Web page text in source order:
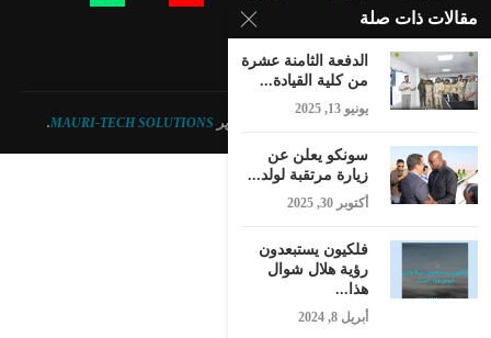
MAURI-TECH SOLUTIONS
.
مقالات ذات صلة
الدفعة الثامنة عشرة
من كلية القيادة...
يونيو 13, 2025
سونكو يعلن عن
زيارة مرتقبة لولد...
أكتوبر 30, 2025
فلكيون يستبعدون
رؤية هلال شوال
هذا...
أبريل 8, 2024